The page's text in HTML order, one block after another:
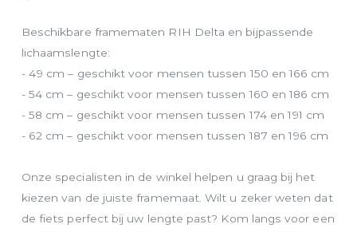
Beschikbare framematen RIH Delta en bijpassende
lichaamslengte:
- 49 cm – geschikt voor mensen tussen 150 en 166 cm
- 54 cm – geschikt voor mensen tussen 160 en 186 cm
- 58 cm – geschikt voor mensen tussen 174 en 191 cm
- 62 cm – geschikt voor mensen tussen 187 en 196 cm
Onze specialisten in de winkel helpen u graag bij het
kiezen van de juiste framemaat. Wilt u zeker weten dat
de fiets perfect bij uw lengte past? Kom langs voor een